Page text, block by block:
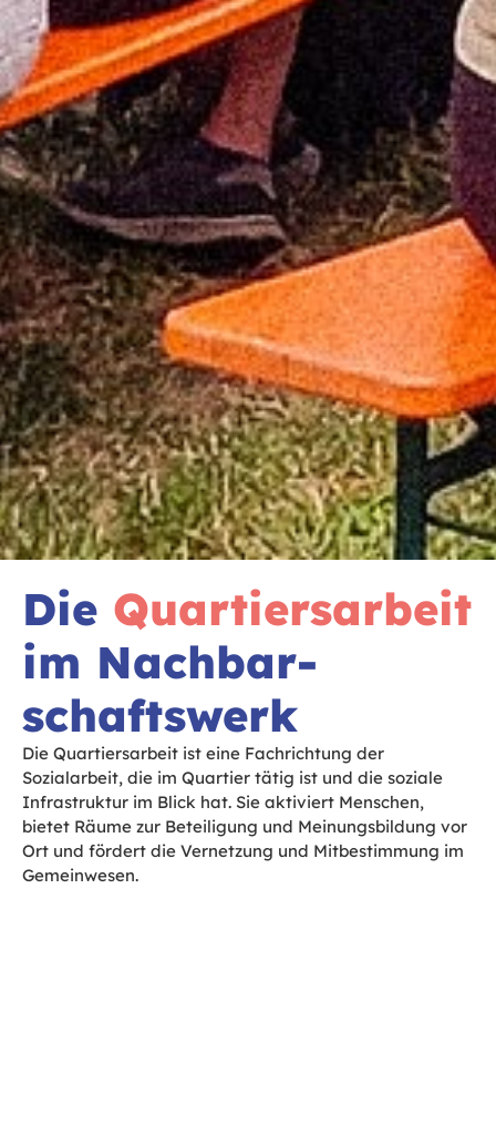
Die Quartiers­arbeit
im Nachbar­
schaftswerk
Die Quartiersarbeit ist eine Fachrichtung der
Sozialarbeit, die im Quartier tätig ist und die soziale
Infrastruktur im Blick hat. Sie aktiviert Menschen,
bietet Räume zur Beteiligung und Meinungsbildung vor
Ort und fördert die Vernetzung und Mitbestimmung im
Gemeinwesen.